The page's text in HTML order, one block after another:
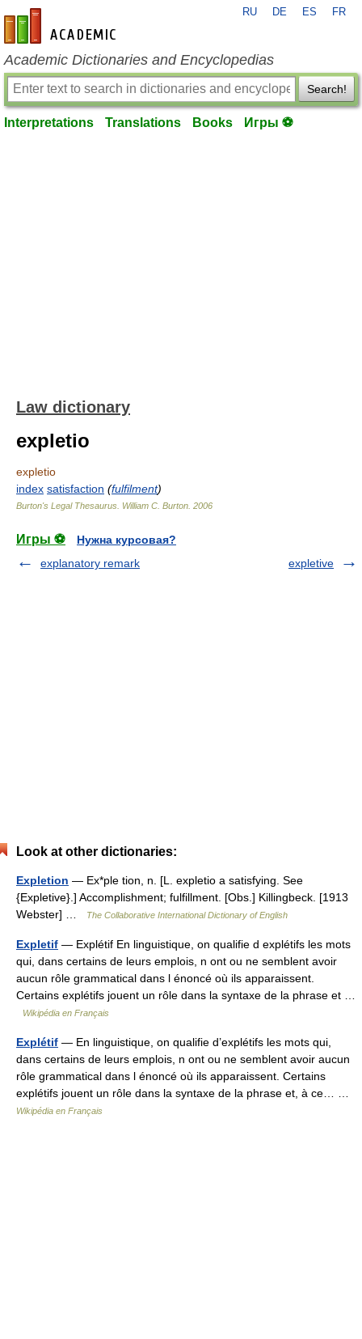
en-academic.com
RU DE ES FR
Academic Dictionaries and Encyclopedias
Search!
Interpretations Translations Books Игры ⚽
Law dictionary
expletio
expletio
index satisfaction (fulfilment)
Burton's Legal Thesaurus. William C. Burton 2006
Игры ⚽
Нужна курсовая?
explanatory remark
expletive
Look at other dictionaries:
Expletion — Ex*ple tion, n. [L. expletio a satisfying. See
{Expletive}.] Accomplishment; fulfillment. [Obs.] Killingbeck. [1913
Webster] …
The Collaborative International Dictionary of English
Expletif — Explétif En linguistique, on qualifie d explétifs les mots
qui, dans certains de leurs emplois, n ont ou ne semblent avoir
aucun rôle grammatical dans l énoncé où ils apparaissent.
Certains explétifs jouent un rôle dans la syntaxe de la phrase et …
Wikipédia en Français
Explétif — En linguistique, on qualifie d’explétifs les mots qui,
dans certains de leurs emplois, n ont ou ne semblent avoir aucun
rôle grammatical dans l énoncé où ils apparaissent. Certains
explétifs jouent un rôle dans la syntaxe de la phrase et, à ce… …
Wikipédia en Français